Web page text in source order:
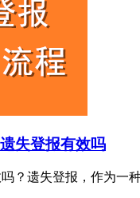
失登报有效吗
？遗失登报，作为一